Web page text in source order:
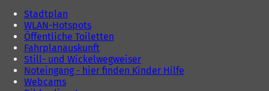
Stadtplan
WLAN-Hotspots
Öffentliche Toiletten
Fahrplanauskunft
Still- und Wickelwegweiser
Noteingang - hier finden Kinder Hilfe
Webcams